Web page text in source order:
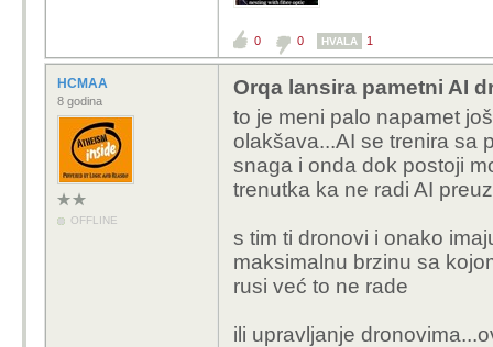
0 0 HVALA 1
HCMAA
8 godina
OFFLINE
Orqa lansira pametni AI
to je meni palo napamet
olakšava...AI se trenira sa
snaga i onda dok postoji
trenutka ka ne radi AI
s tim ti dronovi i onako
maksimalnu brzinu sa
rusi već to ne rade
ili upravljanje